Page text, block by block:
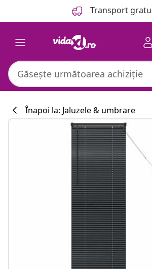
Transport
Înapoi la: Jaluzele & umbrare